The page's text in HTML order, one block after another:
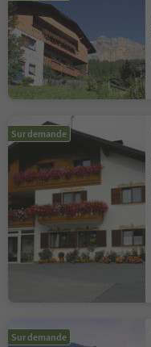
Sur demande
Sur demande